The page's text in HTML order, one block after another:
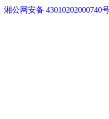
湘公网安备 43010202000740